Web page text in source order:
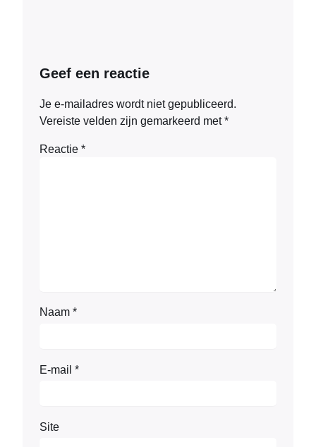
Geef een reactie
Je e-mailadres wordt niet gepubliceerd.
Vereiste velden zijn gemarkeerd met*
Reactie *
Naam *
E-mail *
Site